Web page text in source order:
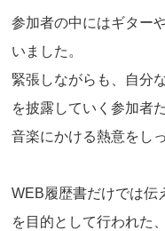
参加者の中にはギター
いました。
緊張しながらも、自分
を披露していく参加者
音楽にかける熱意をし
WEB履歴書だけでは伝
を目的として行われた